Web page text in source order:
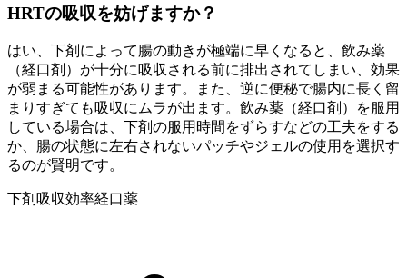
HRTの吸収を妨げますか？
はい、下剤によって腸の動きが極端に早くなると、飲み薬
（経口剤）が十分に吸収される前に排出されてしまい、効果
が弱まる可能性があります。また、逆に便秘で腸内に長く留
まりすぎても吸収にムラが出ます。飲み薬（経口剤）を服用
している場合は、下剤の服用時間をずらすなどの工夫をする
か、腸の状態に左右されないパッチやジェルの使用を選択す
るのが賢明です。
下剤 吸収効率経口薬